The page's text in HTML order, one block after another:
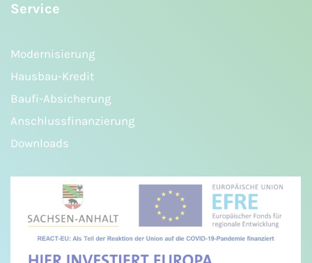
Service
Modernisierung
Hausbau-Kredit
Baufi-Absicherung
Anschlussfinanzierung
Downloads